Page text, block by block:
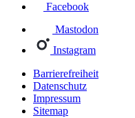
Facebook
Mastodon
Instagram
Barrierefreiheit
Datenschutz
Impressum
Sitemap